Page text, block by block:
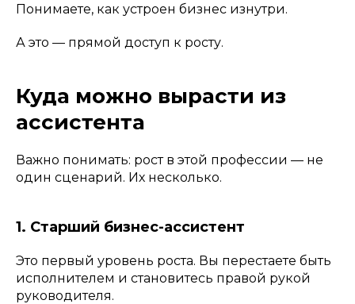
Понимаете, как устроен бизнес изнутри.
А это — прямой доступ к росту.
Куда можно вырасти из
ассистента
Важно понимать: рост в этой профессии — не
один сценарий. Их несколько.
1. Старший бизнес-ассистент
Это первый уровень роста. Вы перестаете быть
исполнителем и становитесь правой рукой
руководителя.